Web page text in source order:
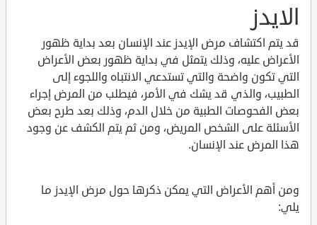
الايدز
قد يتم اكتشاف مرض الإيدز عند الإنسان بعد بداية ظهور
الأعراض عليه، وذلك يتمثل في بداية ظهور بعض الأعراض
التي تكون واضحة والتي تستدعي الانتباه واللجوء إلى
الطبيب، والذي قد يشك في الأمر، فيطلب من المرض إجراء
بعض الفحوصات الطبية من خلال الدم، وذلك بعد طرح بعض
الأسئلة على الشخص المريض، ومن ثم يتم الكشف عن وجود
هذا المرض عند الإنسان.
ومن أهم الأعراض التي يمكن ذكرها حول مرض الإيدز ما
يلي: